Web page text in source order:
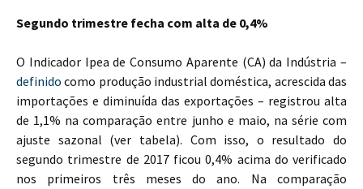
Segundo trimestre fecha com alta de 0,4%
O Indicador Ipea de Consumo Aparente (CA) da Indústria –
definido como produção industrial doméstica, acrescida das
importações e diminuída das exportações – registrou alta
de 1,1% na comparação entre junho e maio, na série com
ajuste sazonal (ver tabela). Com isso, o resultado do
segundo trimestre de 2017 ficou 0,4% acima do verificado
nos primeiros três meses do ano. Na comparação